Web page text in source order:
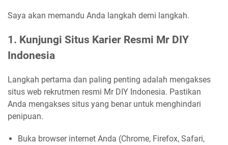
Saya akan memandu Anda langkah demi langkah.
1. Kunjungi Situs Karier Resmi Mr DIY
Indonesia
Langkah pertama dan paling penting adalah mengakses
situs web rekrutmen resmi Mr DIY Indonesia. Pastikan
Anda mengakses situs yang benar untuk menghindari
penipuan.
Buka browser internet Anda (Chrome, Firefox, Safari,